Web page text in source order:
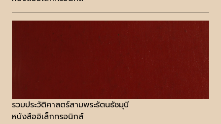
รวมประวัติศาสตร์สามพระรัตนธัชมุนี
หนังสืออิเล็กทรอนิกส์